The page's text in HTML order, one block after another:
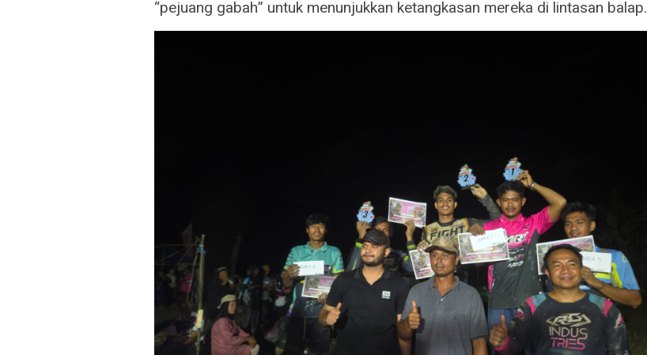
“pejuang gabah” untuk menunjukkan ketangkasan mereka di lintasan balap.